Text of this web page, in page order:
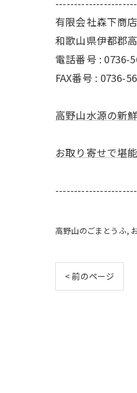
有限会社森下商
和歌山県伊都郡
電話番号 : 0736-
FAX番号 : 0736-
高野山水源の新
お取り寄せで堪
高野山のごまとうふ
< 前のページ